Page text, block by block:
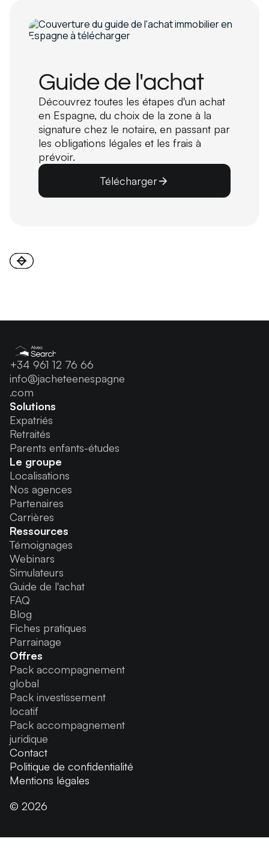
Guide de l'achat
Découvrez toutes les étapes d'un achat
en Espagne, du choix de la zone à la
signature chez le notaire, en passant par
les obligations légales et les frais à
prévoir.
Télécharger
+34 961 12 76 66
info@jacheteenespagne
.com
Solutions
Expatriés
Retraités
Parents enfants-études
Le groupe
Localisations
Nos agences
Partenaires
Carrières
Ressources
Témoignages
Webinars
Simulateurs
Guide de l'achat
FAQ
Blog
Fiches pratiques
Parrainage
Offres
Pack accompagnement
global
Pack investissement
locatif
Pack accompagnement
juridique
© 2026
Contact
Politique de confidentialité
Mentions légales